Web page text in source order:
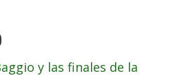
y las finales de la